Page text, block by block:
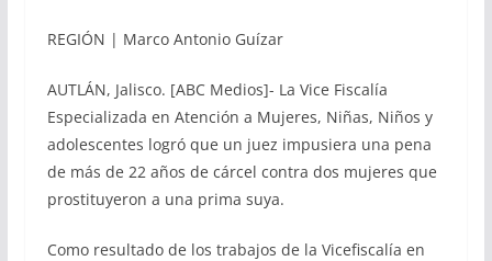
REGIÓN | Marco Antonio Guízar
AUTLÁN, Jalisco. [ABC Medios]- La Vice Fiscalía
Especializada en Atención a Mujeres, Niñas, Niños y
adolescentes logró que un juez impusiera una pena
de más de 22 años de cárcel contra dos mujeres que
prostituyeron a una prima suya.
Como resultado de los trabajos de la Vicefiscalía en